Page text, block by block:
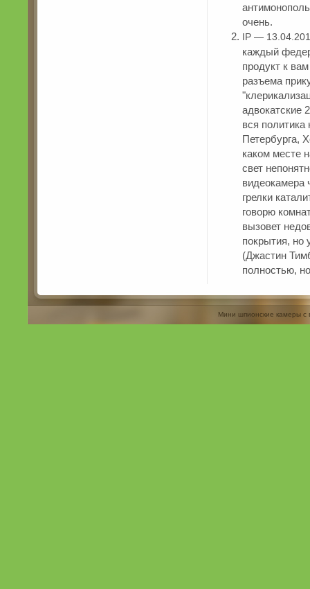
очень.
IP —
каждый
продукт к
разъема
адвокатские
вся
Петербурга,
каком месте
свет
видеокамера
грелки
говорю
вызовет
покрытия, но
(Джастин
полностью,
Мини шпионские камеры с